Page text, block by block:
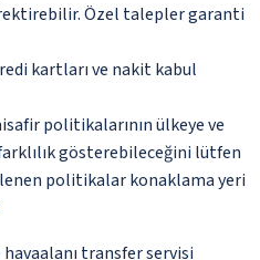
Özel talepler garanti
kartları ve nakit kabul
politikalarının ülkeye ve
gösterebileceğini lütfen
politikalar konaklama yeri
transfer servisi